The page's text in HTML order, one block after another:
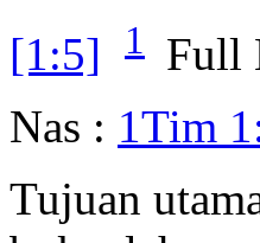
[1:5]
1 Full
Nas : 1Tim
Tujuan